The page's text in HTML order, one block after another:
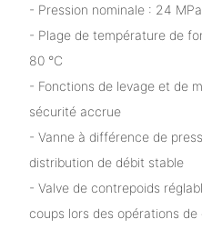
- Pression nominale : 24 MPa
- Plage de température de
80 °C
- Fonctions de levage et de
sécurité accrue
- Vanne à différence de
distribution de débit stable
- Valve de contrepoids
coups lors des opérations